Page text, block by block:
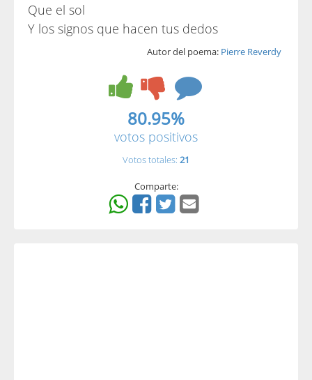
Que el sol
Y los signos que hacen tus dedos
Autor del poema: Pierre Reverdy
80.95%
votos positivos
Votos totales: 21
Comparte: